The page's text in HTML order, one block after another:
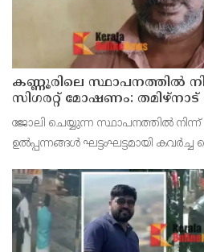
കണ്ണൂരിലെ സ്ഥാപനത്തിൽ
സിഗരറ്റ് മോഷണം: തമിഴ്‌നാട്
സെയിൽസ്മാൻ തെങ്കാശിയിൽ
ജോലി ചെയ്യുന്ന സ്ഥാപനത്തിൽ
ഉൽപ്പന്നങ്ങൾ ഘട്ടംഘട്ടമായി
സ്വദേശിയായ വേൽമുരുകൻ (40)